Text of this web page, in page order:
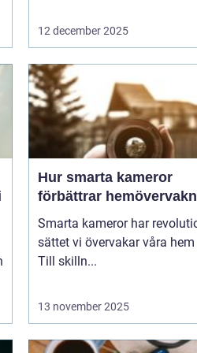
12 december 2025
Hur smarta kameror
förbättrar
Smarta kameror har
sättet vi övervakar våra
Till skilln...
13 november 2025